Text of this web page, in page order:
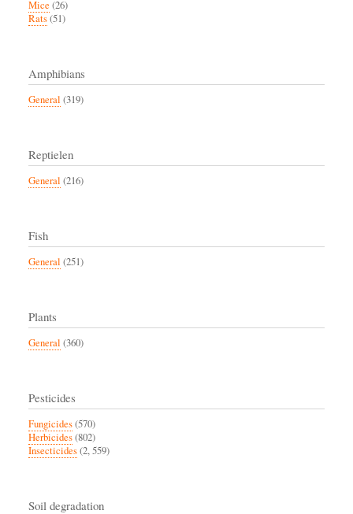
Mice (26)
Rats(51)
Amphibians
General (319)
Reptielen
General (216)
Fish
General (251)
Plants
General (360)
Pesticides
Fungicides(570)
Herbicides(802)
Insecticides(2, 559)
Soil degradation